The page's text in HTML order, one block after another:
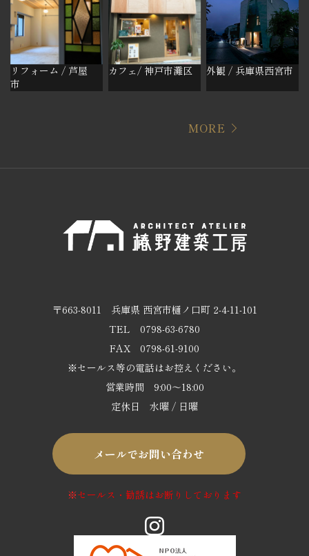
リフォーム / 芦屋
市
カフェ/ 神戸市灘区 外観 / 兵庫県西宮市
MORE
〒663-8011 兵庫県 西宮市樋ノ口町 2-4-11-101
TEL 0798-63-6780
FAX 0798-61-9100
※セールス等の電話はお控えください。
営業時間 9:00～18:00
定休日 水曜 / 日曜
メールでお問い合わせ
※セールス・勧誘はお断りしております